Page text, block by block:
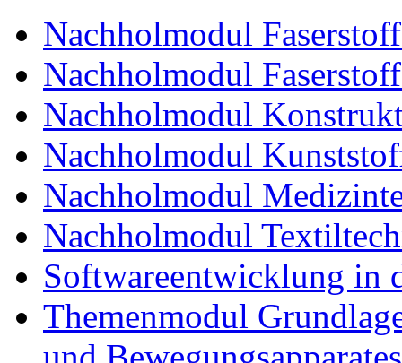
Nachholmodul
Nachholmodul
Nachholmodul
Nachholmodul
Nachholmodul
Nachholmodul
Softwareentwicklung in
Themenmodul